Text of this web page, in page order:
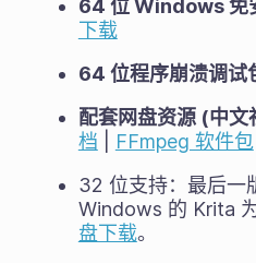
64 位 Windows 免
下载
64 位程序崩溃调试
配套网盘资源 (中文
档
FFmpeg 软件包
32 位支持：最后一
Windows 的 Krita 为
盘下载。